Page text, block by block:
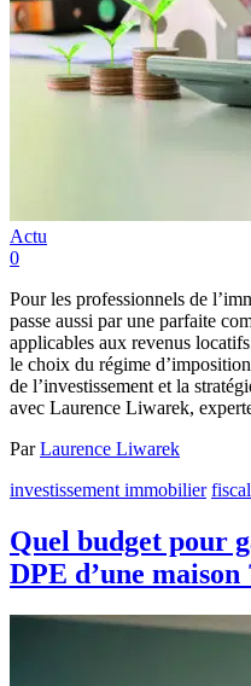
Actu
0
Pour les professionnels de
passe aussi par une parfaite
applicables aux revenus
le choix du régime
de l’investissement et la
avec Laurence Liwarek,
ParLaurence Liwarek
investissement immobilier
Quel budget pour
DPE d’une maison